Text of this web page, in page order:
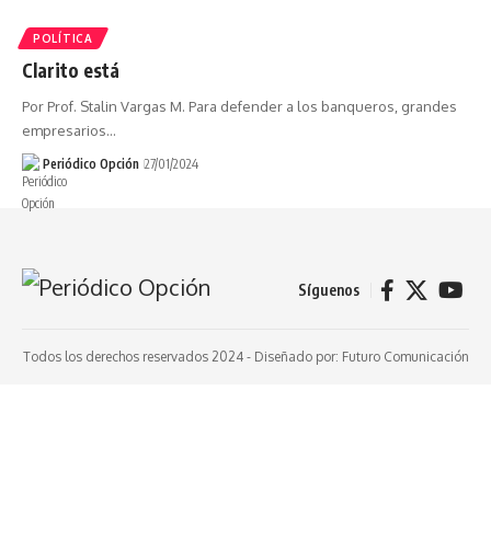
POLÍTICA
Clarito está
Por Prof. Stalin Vargas M. Para defender a los banqueros, grandes
empresarios…
Periódico Opción 27/01/2024
Síguenos
Todos los derechos reservados 2024 - Diseñado por: Futuro Comunicación